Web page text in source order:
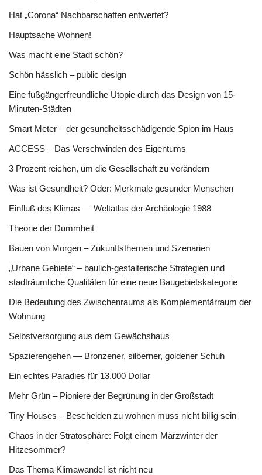
Hat „Corona“ Nachbarschaften entwertet?
Hauptsache Wohnen!
Was macht eine Stadt schön?
Schön hässlich – public design
Eine fußgängerfreundliche Utopie durch das Design von 15-
Minuten-Städten
Smart Meter – der gesundheitsschädigende Spion im Haus
ACCESS – Das Verschwinden des Eigentums
3 Prozent reichen, um die Gesellschaft zu verändern
Was ist Gesundheit? Oder: Merkmale gesunder Menschen
Einfluß des Klimas — Weltatlas der Archäologie 1988
Theorie der Dummheit
Bauen von Morgen – Zukunftsthemen und Szenarien
„Urbane Gebiete“ – baulich-gestalterische Strategien und
stadträumliche Qualitäten für eine neue Baugebietskategorie
Die Bedeutung des Zwischenraums als Komplementärraum der
Wohnung
Selbstversorgung aus dem Gewächshaus
Spazierengehen — Bronzener, silberner, goldener Schuh
Ein echtes Paradies für 13.000 Dollar
Mehr Grün – Pioniere der Begrünung in der Großstadt
Tiny Houses – Bescheiden zu wohnen muss nicht billig sein
Chaos in der Stratosphäre: Folgt einem Märzwinter der
Hitzesommer?
Das Thema Klimawandel ist nicht neu